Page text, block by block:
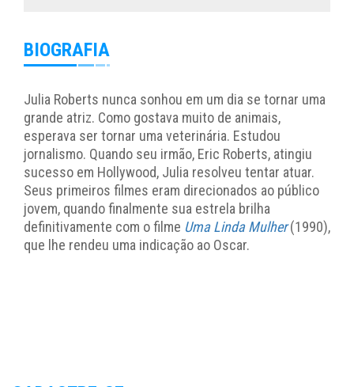
BIOGRAFIA
Julia Roberts nunca sonhou em um dia se tornar uma
grande atriz. Como gostava muito de animais,
esperava ser tornar uma veterinária. Estudou
jornalismo. Quando seu irmão, Eric Roberts, atingiu
sucesso em Hollywood, Julia resolveu tentar atuar.
Seus primeiros filmes eram direcionados ao público
jovem, quando finalmente sua estrela brilha
definitivamente com o filme Uma Linda Mulher(1990),
que lhe rendeu uma indicação ao Oscar.